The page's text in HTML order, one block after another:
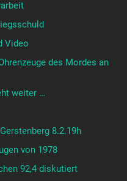
Video
des Mordes an
weiter …
8.2.19h
von 1978
92,4 diskutiert